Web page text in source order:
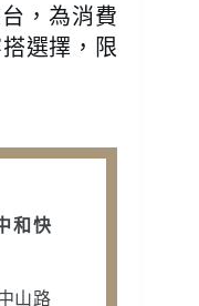
，為消費
選擇，限
和快
山路